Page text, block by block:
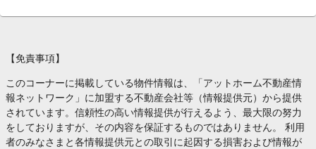
【免責事項】
このコーナーに掲載している物件情報は、「アットホーム不動産情
報ネットワーク」に加盟する不動産会社等（情報提供元）から提供
されています。信頼性の高い情報提供が行えるよう、最大限の努力
をしておりますが、その内容を保証するものではありません。 利用
者のみなさまと各情報提供元との取引に起因する損害および情報が